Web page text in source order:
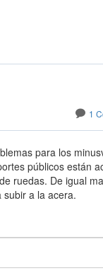
1
para los
públicos están
ruedas. De igual
a la acera.